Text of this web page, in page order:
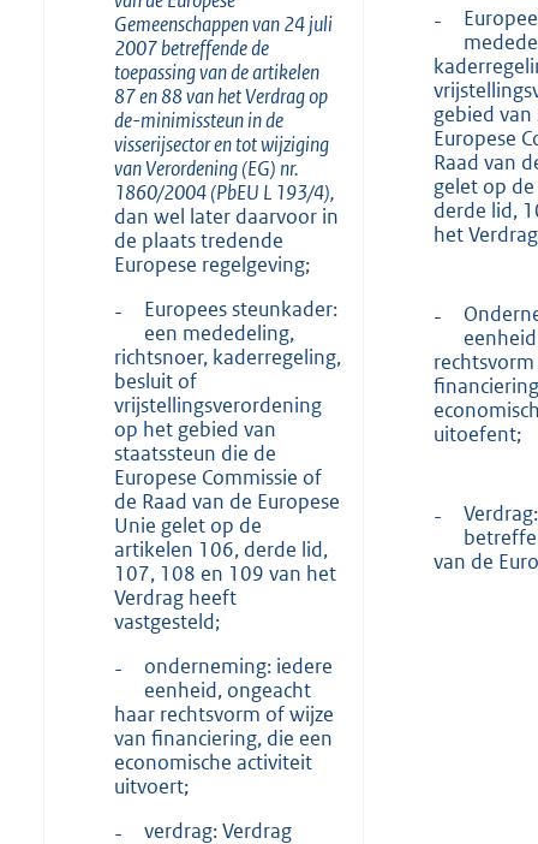
Gemeenschappen van 24 juli
2007 betreffende de
toepassing van de artikelen
87 en 88 van het Verdrag op
de-minimissteunin de
visserijsector en tot wijziging
van Verordening (EG) nr.
1860/2004 (PbEU L 193/4),
dan wel later daarvoor in
de plaats tredende
Europese regelgeving;
-
Europees steunkader:
een mededeling,
richtsnoer, kaderregeling,
besluit of
vrijstellingsverordening
op het gebied van
staatssteun die de
Europese Commissie of
de Raad van de Europese
Unie gelet op de
artikelen 106, derde lid,
107, 108 en 109 van het
Verdrag heeft
vastgesteld;
-
onderneming: iedere
eenheid, ongeacht
haar rechtsvorm of wijze
van financiering, die een
economische activiteit
uitvoert;
-
verdrag: Verdrag
-
gebied
Europese
Raad van
gelet op
derde lid,
het
-
uitoefent;
-
van de